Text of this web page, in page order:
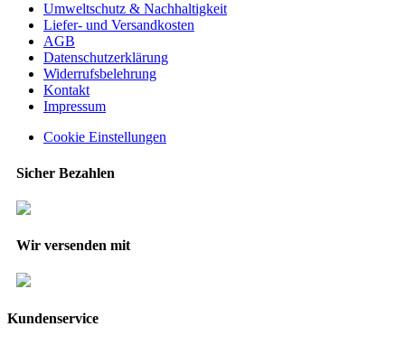
Umweltschutz & Nachhaltigkeit
Liefer- und Versandkosten
AGB
Datenschutzerklärung
Widerrufsbelehrung
Kontakt
Impressum
Cookie Einstellungen
Sicher Bezahlen
Wir versenden mit
Kundenservice